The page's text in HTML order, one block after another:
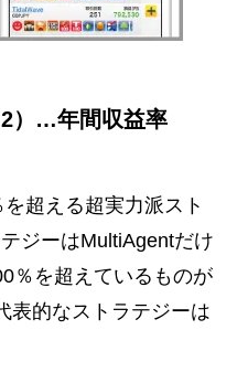
）…年間収益率
超える超実力派スト
ジーはMultiAgentだけ
％を超えているものが
表的なストラテジーは